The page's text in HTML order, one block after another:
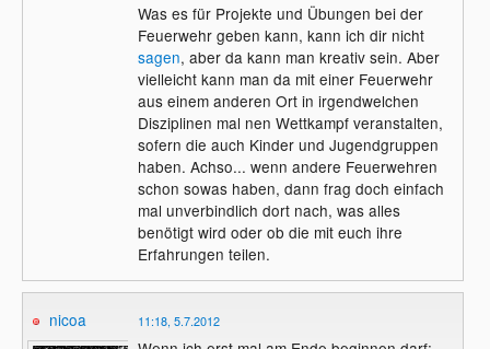
Was es für Projekte und Übungen bei der
Feuerwehr geben kann, kann ich dir nicht
sagen, aber da kann man kreativ sein. Aber
vielleicht kann man da mit einer Feuerwehr
aus einem anderen Ort in irgendwelchen
Disziplinen mal nen Wettkampf veranstalten,
sofern die auch Kinder und Jugendgruppen
haben. Achso... wenn andere Feuerwehren
schon sowas haben, dann frag doch einfach
mal unverbindlich dort nach, was alles
benötigt wird oder ob die mit euch ihre
Erfahrungen teilen.
nicoa 11:18, 5.7.2012